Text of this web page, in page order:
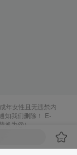
年女性且无违禁内
知我们删除！ E-
为@）